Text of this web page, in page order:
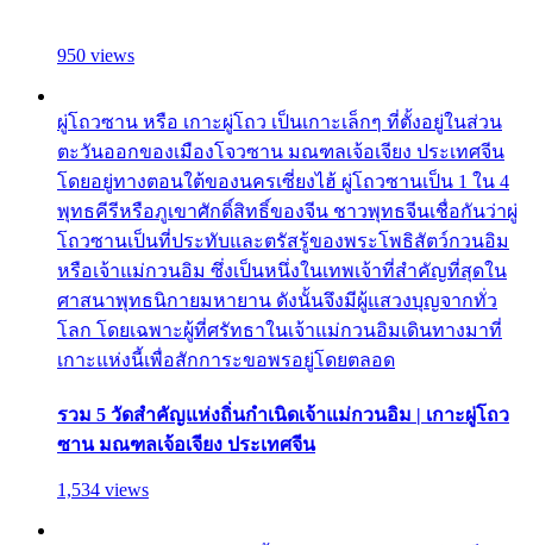
950 views
ผู่โถวซาน หรือ เกาะผู่โถว เป็นเกาะเล็กๆ ที่ตั้งอยู่ในส่วน
ตะวันออกของเมืองโจวซาน มณฑลเจ้อเจียง ประเทศจีน
โดยอยู่ทางตอนใต้ของนครเซี่ยงไฮ้ ผู่โถวซานเป็น 1 ใน 4
พุทธคีรีหรือภูเขาศักดิ์สิทธิ์ของจีน ชาวพุทธจีนเชื่อกันว่าผู่
โถวซานเป็นที่ประทับและตรัสรู้ของพระโพธิสัตว์กวนอิม
หรือเจ้าแม่กวนอิม ซึ่งเป็นหนึ่งในเทพเจ้าที่สำคัญที่สุดใน
ศาสนาพุทธนิกายมหายาน ดังนั้นจึงมีผู้แสวงบุญจากทั่ว
โลก โดยเฉพาะผู้ที่ศรัทธาในเจ้าแม่กวนอิมเดินทางมาที่
เกาะแห่งนี้เพื่อสักการะขอพรอยู่โดยตลอด
รวม 5 วัดสำคัญแห่งถิ่นกำเนิดเจ้าแม่กวนอิม | เกาะผู่โถว
ซาน มณฑลเจ้อเจียง ประเทศจีน
1,534 views